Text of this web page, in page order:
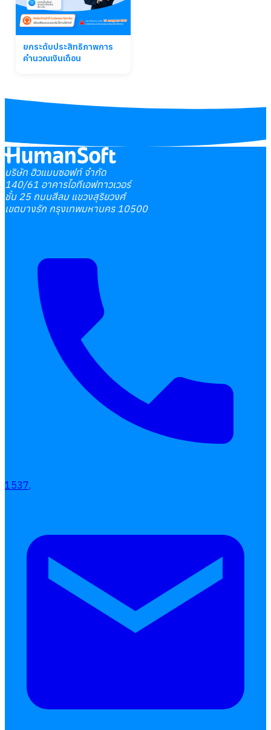
ยกระดับประสิทธิภาพการ
คำนวณเงินเดือน
บริษัท ฮิวแมนซอฟท์ จำกัด
140/61 อาคารไอทีเอฟทาวเวอร์
ชั้น 25 ถนนสีลม แขวงสุริยวงศ์
เขตบางรัก กรุงเทพมหานคร 10500
1537,